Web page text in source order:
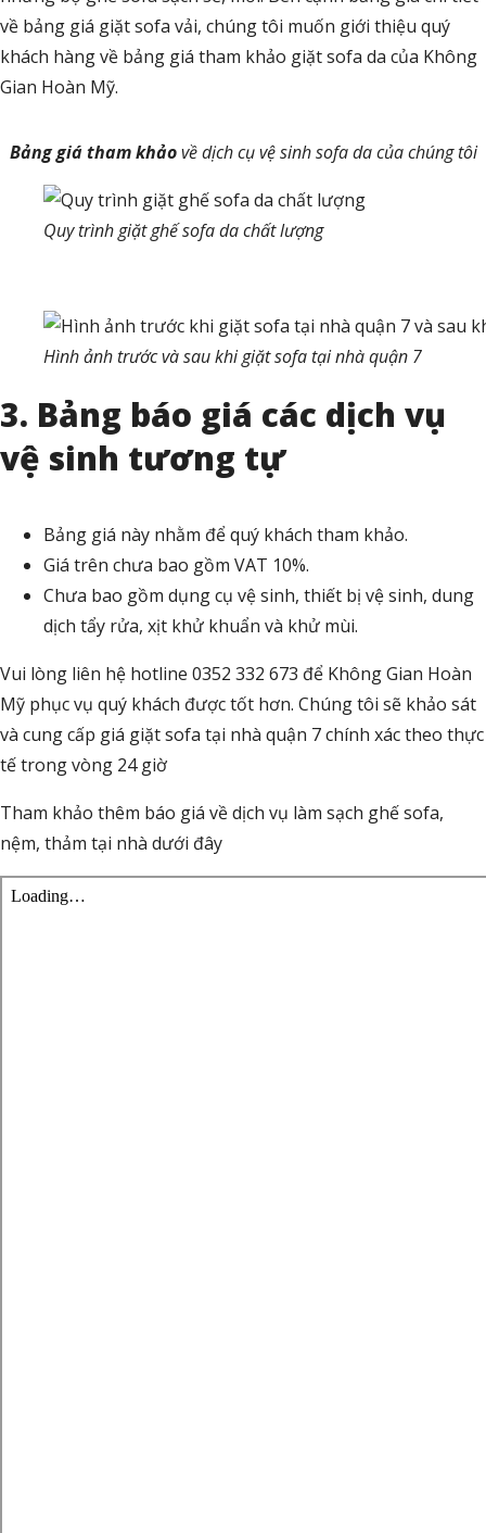
về bảng giá giặt sofa vải, chúng tôi muốn giới thiệu quý
khách hàng về bảng giá tham khảo giặt sofa da của Không
Gian Hoàn Mỹ.
Bảng giá tham khảovề dịch cụ vệ sinh sofa da của chúng tôi
Quy trình giặt ghế sofa da chất lượng
Hình ảnh trước và sau khi giặt sofa tại nhà quận 7
3. Bảng báo giá các dịch vụ
vệ sinh tương tự
Bảng giá này nhằm để quý khách tham khảo.
Giá trên chưa bao gồm VAT 10%.
Chưa bao gồm dụng cụ vệ sinh, thiết bị vệ sinh, dung
dịch tẩy rửa, xịt khử khuẩn và khử mùi.
Vui lòng liên hệ hotline 0352 332 673 để Không Gian Hoàn
Mỹ phục vụ quý khách được tốt hơn. Chúng tôi sẽ khảo sát
và cung cấp giá giặt sofa tại nhà quận 7 chính xác theo thực
tế trong vòng 24 giờ
Tham khảo thêm báo giá về dịch vụ làm sạch ghế sofa,
nệm, thảm tại nhà dưới đây